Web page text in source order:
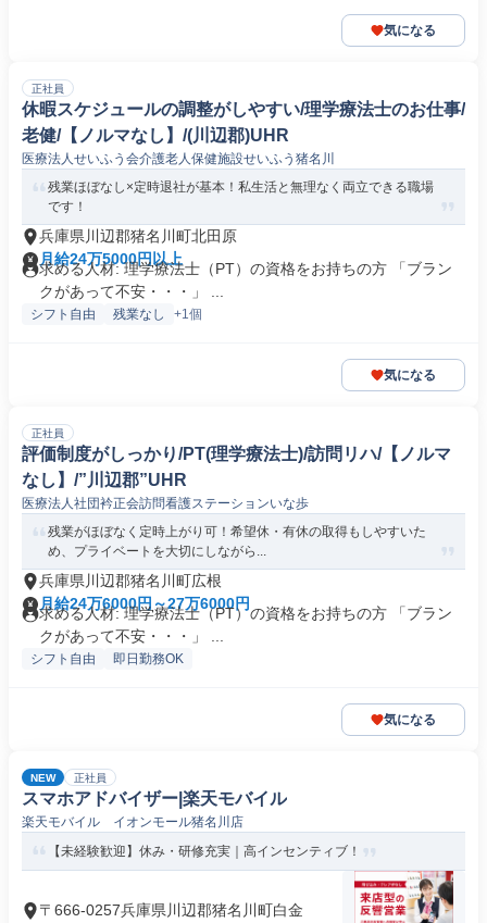
気になる
正社員
休暇スケジュールの調整がしやすい/理学療法士のお仕事/
老健/【ノルマなし】/(川辺郡)UHR
医療法人せいふう会介護老人保健施設せいふう猪名川
残業ほぼなし×定時退社が基本！私生活と無理なく両立できる職場
です！
兵庫県川辺郡猪名川町北田原
月給24万5000円以上
求める人材: 理学療法士（PT）の資格をお持ちの方 「ブラン
クがあって不安・・・」 ...
シフト自由 残業なし +1個
気になる
正社員
評価制度がしっかり/PT(理学療法士)/訪問リハ/【ノルマ
なし】/”川辺郡”UHR
医療法人社団衿正会訪問看護ステーションいな歩
残業がほぼなく定時上がり可！希望休・有休の取得もしやすいた
め、プライベートを大切にしながら...
兵庫県川辺郡猪名川町広根
月給24万6000円～27万6000円
求める人材: 理学療法士（PT）の資格をお持ちの方 「ブラン
クがあって不安・・・」 ...
シフト自由 即日勤務OK
気になる
NEW 正社員
スマホアドバイザー|楽天モバイル
楽天モバイル イオンモール猪名川店
【未経験歓迎】休み・研修充実｜高インセンティブ！
〒666-0257兵庫県川辺郡猪名川町白金